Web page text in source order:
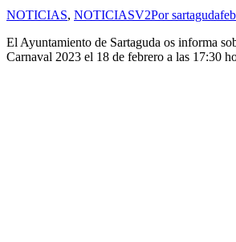
NOTICIAS, NOTICIASV2Porsartaguda
El Ayuntamiento de Sartaguda os informa
Carnaval 2023 el 18 de febrero a las 17:30